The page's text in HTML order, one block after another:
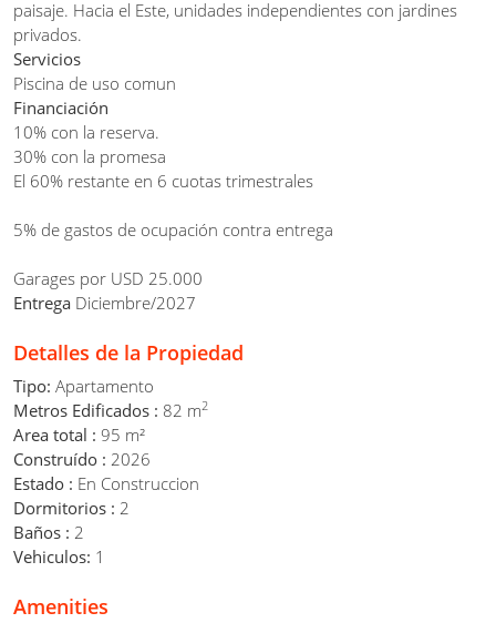
paisaje. Hacia el Este, unidades independientes con jardines
privados.
Servicios
Piscina de uso comun
Financiación
10% con la reserva.
30% con la promesa
El 60% restante en 6 cuotas trimestrales
5% de gastos de ocupación contra entrega
Garages por USD 25.000
Entrega Diciembre/2027
Detalles de la Propiedad
Tipo: Apartamento
Metros Edificados : 82 m2
Area total : 95 m²
Construído : 2026
Estado : En Construccion
Dormitorios : 2
Baños : 2
Vehiculos: 1
Amenities